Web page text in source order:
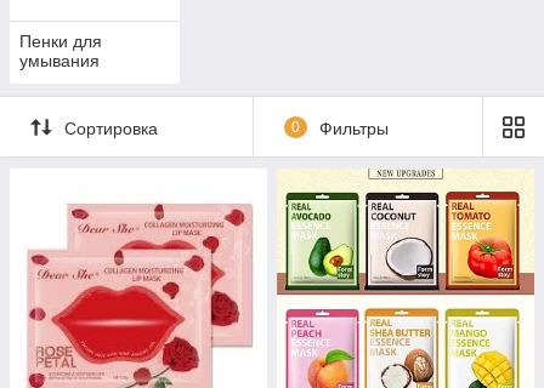
Пенки для
умывания
Сортировка 0 Фильтры